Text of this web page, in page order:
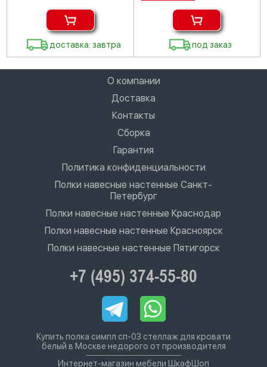
доставка: завтра под заказ
О компании
Доставка
Контакты
Сборка
Гарантия
Политика конфиденциальности
Полки навесные настенные Санкт-
Петербург
Полки навесные настенные Краснодар
Полки навесные настенные Красноярск
Полки навесные настенные Пятигорск
+7 (495) 374-55-80
Купить полка симпл сп-03 стеллаж для кровати
белый в Москве недорого от производителя
Интернет-магазин мебели ШкафШоп